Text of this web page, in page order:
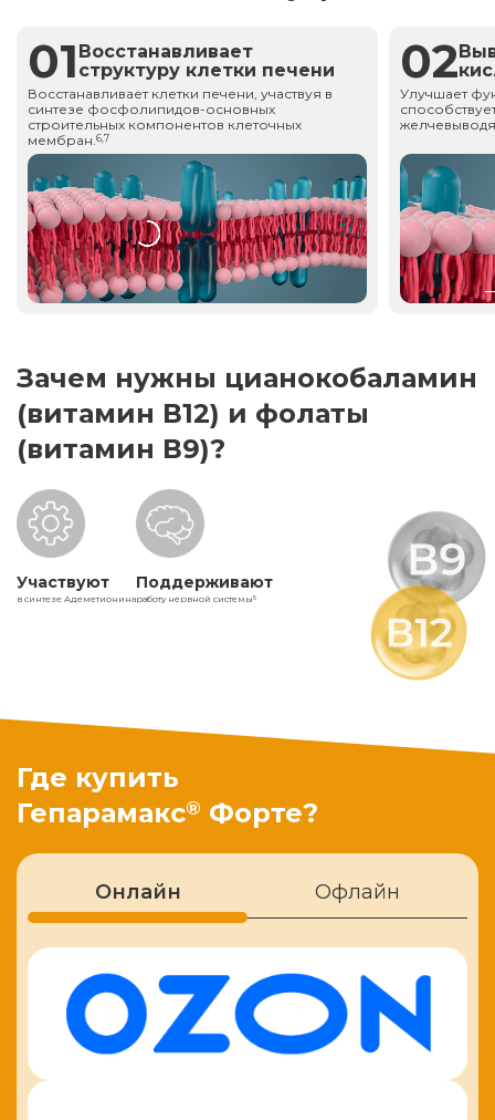
01 Восстанавливает
структуру клетки печени
Восстанавливает клетки печени, участвуя в
синтезе фосфолипидов-основных
строительных компонентов клеточных
мембран.6,7
02
Улучшает
Зачем нужны цианокобаламин
(витамин В12) и фолаты
(витамин В9)?
Участвуют
в синтезе Адеметионина
Поддерживают
работу нервной системы5
Где купить
Гепарамакс® Форте?
Онлайн Офлайн